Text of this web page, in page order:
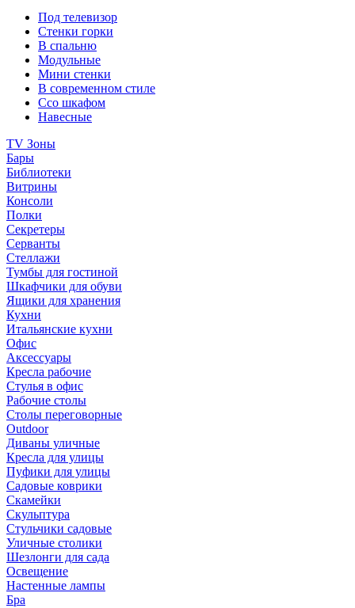
Под телевизор
Стенки горки
В спальню
Модульные
Мини стенки
В современном стиле
Ссо шкафом
Навесные
TV Зоны
Бары
Библиотеки
Витрины
Консоли
Полки
Секретеры
Серванты
Стеллажи
Тумбы для гостиной
Шкафчики для обуви
Ящики для хранения
Кухни
Итальянские кухни
Офис
Аксессуары
Кресла рабочие
Стулья в офис
Рабочие столы
Столы переговорные
Outdoor
Диваны уличные
Кресла для улицы
Пуфики для улицы
Садовые коврики
Скамейки
Скульптура
Стульчики садовые
Уличные столики
Шезлонги для сада
Освещение
Hастенные лампы
Бра